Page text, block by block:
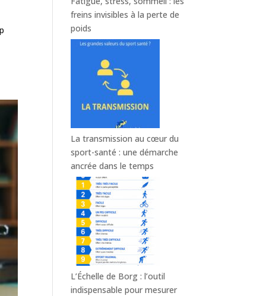
freins invisibles à la perte de
poids
La transmission au cœur du
sport-santé : une démarche
ancrée dans le temps
L’Échelle de Borg : l’outil
indispensable pour mesurer